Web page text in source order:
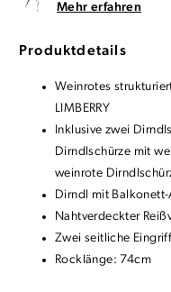
Mehr erfahren
Produktdetails
Weinrotes
LIMBERRY
Inklusive zwei
Dirndlschürze mit
weinrote
Dirndl mit
Nahtverdeckter
Zwei seitliche
Rocklänge: 74cm